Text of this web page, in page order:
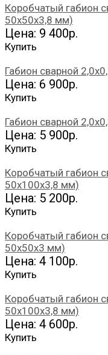
Коробчатый габион
50х50х3,8 мм)
Цена: 9 400р.
Купить
Габион сварной
Цена: 6 900р.
Купить
Габион сварной
Цена: 5 900р.
Купить
Коробчатый габион
50х100х3,8 мм)
Цена: 5 200р.
Купить
Коробчатый габион
50х50х3 мм)
Цена: 4 100р.
Купить
Коробчатый габион
50х100х3,8 мм)
Цена: 4 600р.
Купить